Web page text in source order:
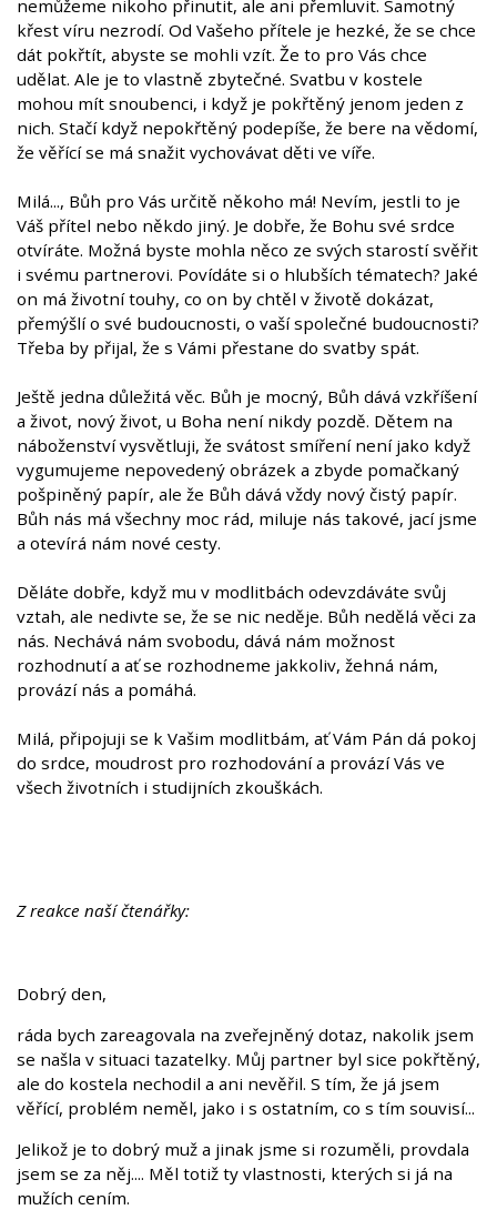
nemůžeme nikoho přinutit, ale ani přemluvit. Samotný
křest víru nezrodí. Od Vašeho přítele je hezké, že se chce
dát pokřtít, abyste se mohli vzít. Že to pro Vás chce
udělat. Ale je to vlastně zbytečné. Svatbu v kostele
mohou mít snoubenci, i když je pokřtěný jenom jeden z
nich. Stačí když nepokřtěný podepíše, že bere na vědomí,
že věřící se má snažit vychovávat děti ve víře.
Milá..., Bůh pro Vás určitě někoho má! Nevím, jestli to je
Váš přítel nebo někdo jiný. Je dobře, že Bohu své srdce
otvíráte. Možná byste mohla něco ze svých starostí svěřit
i svému partnerovi. Povídáte si o hlubších tématech? Jaké
on má životní touhy, co on by chtěl v životě dokázat,
přemýšlí o své budoucnosti, o vaší společné budoucnosti?
Třeba by přijal, že s Vámi přestane do svatby spát.
Ještě jedna důležitá věc. Bůh je mocný, Bůh dává vzkříšení
a život, nový život, u Boha není nikdy pozdě. Dětem na
náboženství vysvětluji, že svátost smíření není jako když
vygumujeme nepovedený obrázek a zbyde pomačkaný
pošpiněný papír, ale že Bůh dává vždy nový čistý papír.
Bůh nás má všechny moc rád, miluje nás takové, jací jsme
a otevírá nám nové cesty.
Děláte dobře, když mu v modlitbách odevzdáváte svůj
vztah, ale nedivte se, že se nic neděje. Bůh nedělá věci za
nás. Nechává nám svobodu, dává nám možnost
rozhodnutí a ať se rozhodneme jakkoliv, žehná nám,
provází nás a pomáhá.
Milá, připojuji se k Vašim modlitbám, ať Vám Pán dá pokoj
do srdce, moudrost pro rozhodování a provází Vás ve
všech životních i studijních zkouškách.
Z reakce naší čtenářky:
Dobrý den,
ráda bych zareagovala na zveřejněný dotaz, nakolik jsem
se našla v situaci tazatelky. Můj partner byl sice pokřtěný,
ale do kostela nechodil a ani nevěřil. S tím, že já jsem
věřící, problém neměl, jako i s ostatním, co s tím souvisí...
Jelikož je to dobrý muž a jinak jsme si rozuměli, provdala
jsem se za něj.... Měl totiž ty vlastnosti, kterých si já na
mužích cením.